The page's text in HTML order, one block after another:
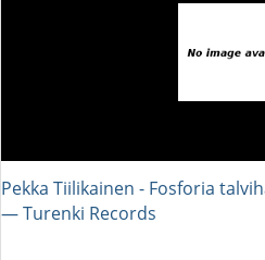
Pekka Tiilikainen - Fosforia
― Turenki Records